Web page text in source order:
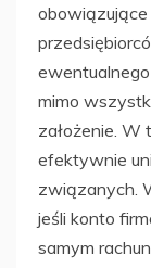
obowiązujące
mimo
założenie. W
efektywnie
związanych.
jeśli konto
samym